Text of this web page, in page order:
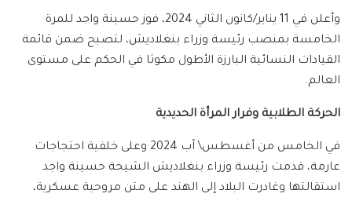
وأعلن في 11 يناير/كانون الثاني 2024، فوز حسينة واجد للمرة
الخامسة بمنصب رئيسة وزراء بنغلاديش، لتصبح ضمن قائمة
القيادات النسائية البارزة الأطول مكوثا في الحكم على مستوى
العالم.
الحركة الطلابية وفرار المرأة الحديدية
في الخامس من أغسطس\ آب 2024 وعلى خلفية احتجاجات
عارمة، قدمت رئيسة وزراء بنغلاديش الشيخة حسينة واجد
استقالتها وغادرت البلاد إلى الهند على متن مروحية عسكرية،